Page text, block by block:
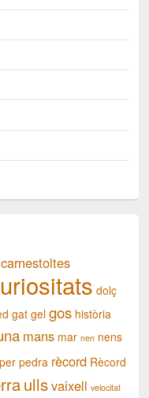
carnestoltes
dolç
gat gel gos història
mans mar nen nens
pedra rècord Rècord
ullsvaixell velocitat